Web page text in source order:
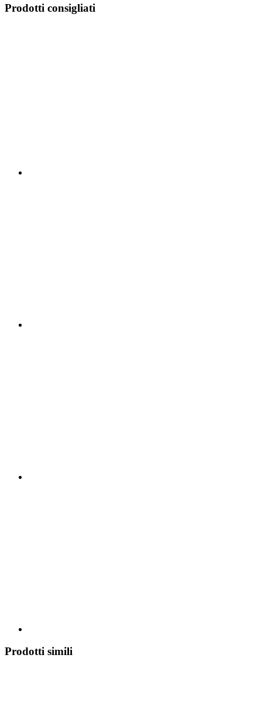
Prodotti consigliati
Prodotti simili